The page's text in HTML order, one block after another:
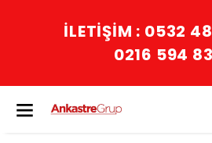
İLETİŞİM : 0532
0216 594